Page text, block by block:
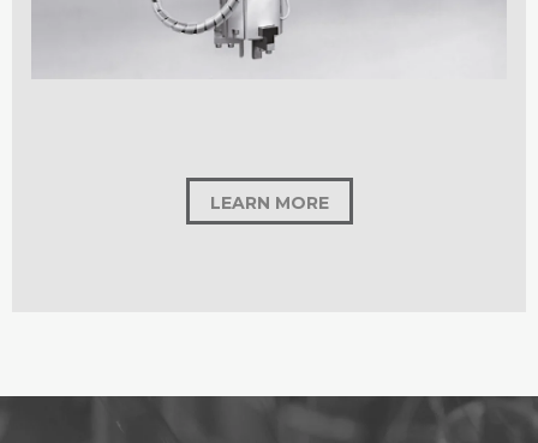
LEARN MORE